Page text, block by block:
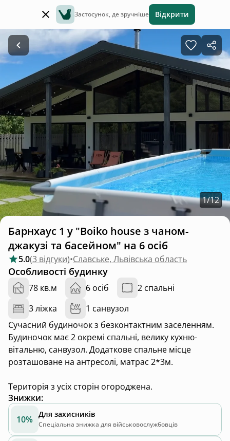
Застосунок, де зручніше Відкрити
1/12
Барнхаус 1 у "Boiko house з чаном-
джакузі та басейном" на 6 осіб
5.0(3 відгуки)•Славське, Львівська область
Особливості будинку
78 кв.м 6 осіб
2 спальні
3 ліжка
1 санвузол
Сучасний будиночок з безконтактним заселенням.
Будиночок має 2 окремі спальні, велику кухню-
вітальню, санвузол. Додаткове спальне місце
розташоване на антресолі, матрас 2*3м.
Територія з усіх сторін огороджена.
Знижки:
10% Для захисників
Спеціальна знижка для військовослужбовців